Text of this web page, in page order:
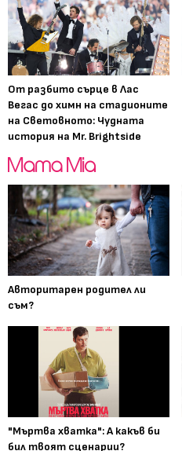
От разбито сърце в Лас
Вегас до химн на стадионите
на Световното: Чудната
история на Mr. Brightside
Авторитарен родител ли
съм?
"Мъртва хватка": А какъв би
бил твоят сценарии?